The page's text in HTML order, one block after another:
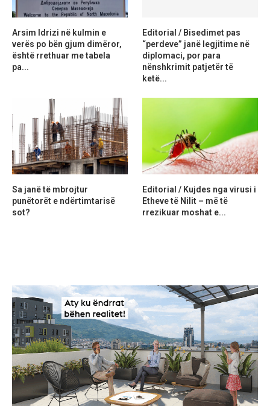
Arsim Idrizi në kulmin e
verës po bën gjum dimëror,
është rrethuar me tabela
pa...
Editorial / Bisedimet pas
“perdeve” janë legjitime në
diplomaci, por para
nënshkrimit patjetër të
ketë...
Sa janë të mbrojtur
punëtorët e ndërtimtarisë
sot?
Editorial / Kujdes nga virusi i
Etheve të Nilit – më të
rrezikuar moshat e...